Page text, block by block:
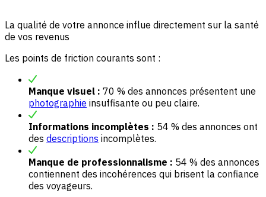
La qualité de votre annonce influe directement sur la santé
de vos revenus
Les points de friction courants sont :
Manque visuel : 70 % des annonces présentent une
photographie insuffisante ou peu claire.
Informations incomplètes : 54 % des annonces ont
des descriptions incomplètes.
Manque de professionnalisme : 54 % des annonces
contiennent des incohérences qui brisent la confiance
des voyageurs.